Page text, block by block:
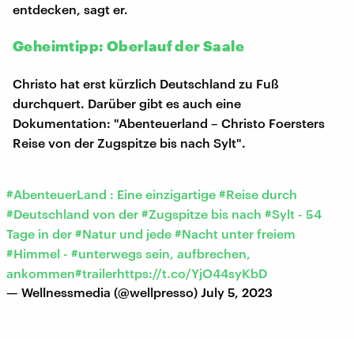
entdecken, sagt er.
Geheimtipp: Oberlauf der Saale
Christo hat erst kürzlich Deutschland zu Fuß
durchquert. Darüber gibt es auch eine
Dokumentation: "Abenteuerland – Christo Foersters
Reise von der Zugspitze bis nach Sylt".
#AbenteuerLand : Eine einzigartige #Reise durch
#Deutschland von der #Zugspitze bis nach #Sylt - 54
Tage in der #Natur und jede #Nacht unter freiem
#Himmel - #unterwegs sein, aufbrechen,
ankommen#trailerhttps://t.co/YjO44syKbD
— Wellnessmedia (@wellpresso) July 5, 2023